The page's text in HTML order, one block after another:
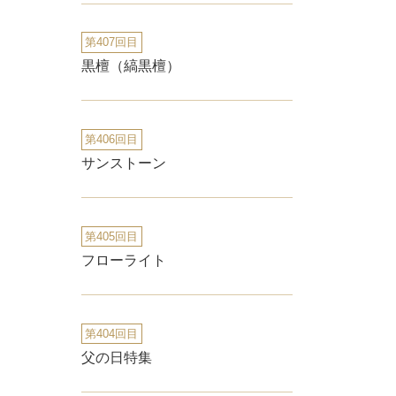
第407回目
黒檀（縞黒檀）
第406回目
サンストーン
第405回目
フローライト
第404回目
父の日特集